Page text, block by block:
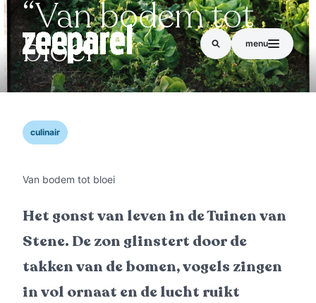
menu
“Van bodem tot
bloei”
culinair
Van bodem tot bloei
Het gonst van leven in de Tuinen van
Stene. De zon glinstert door de
takken van de bomen, vogels zingen
in vol ornaat en de lucht ruikt